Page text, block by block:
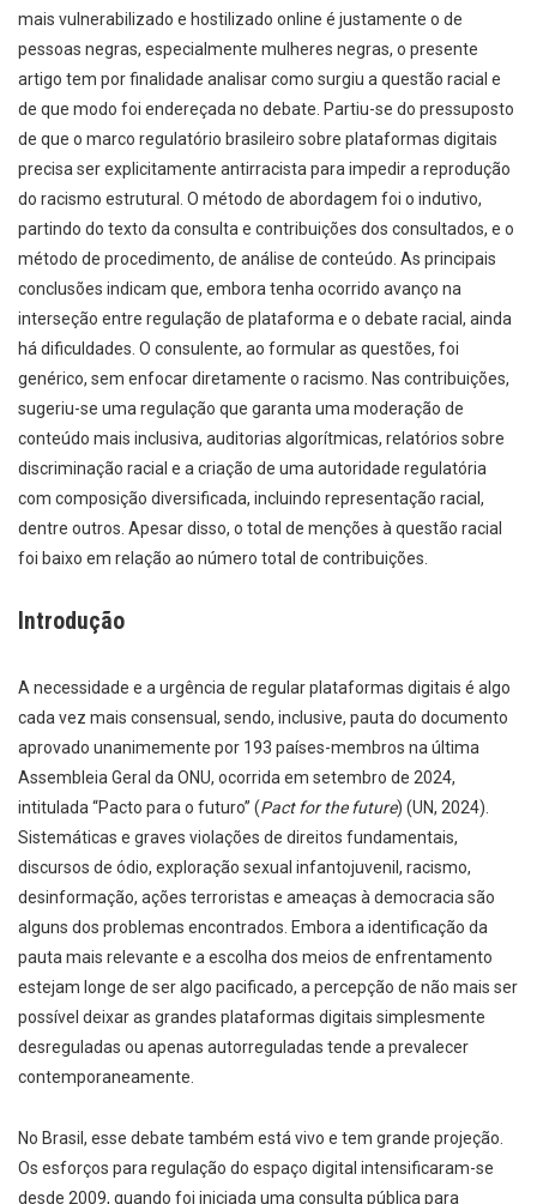
mais vulnerabilizado e hostilizado online é justamente o de
pessoas negras, especialmente mulheres negras, o presente
artigo tem por finalidade analisar como surgiu a questão racial e
de que modo foi endereçada no debate. Partiu-se do pressuposto
de que o marco regulatório brasileiro sobre plataformas digitais
precisa ser explicitamente antirracista para impedir a reprodução
do racismo estrutural. O método de abordagem foi o indutivo,
partindo do texto da consulta e contribuições dos consultados, e o
método de procedimento, de análise de conteúdo. As principais
conclusões indicam que, embora tenha ocorrido avanço na
interseção entre regulação de plataforma e o debate racial, ainda
há dificuldades. O consulente, ao formular as questões, foi
genérico, sem enfocar diretamente o racismo. Nas contribuições,
sugeriu-se uma regulação que garanta uma moderação de
conteúdo mais inclusiva, auditorias algorítmicas, relatórios sobre
discriminação racial e a criação de uma autoridade regulatória
com composição diversificada, incluindo representação racial,
dentre outros. Apesar disso, o total de menções à questão racial
foi baixo em relação ao número total de contribuições.
Introdução
A necessidade e a urgência de regular plataformas digitais é algo
cada vez mais consensual, sendo, inclusive, pauta do documento
aprovado unanimemente por 193 países-membros na última
Assembleia Geral da ONU, ocorrida em setembro de 2024,
intitulada “Pacto para o futuro” (Pact for the future) (UN, 2024).
Sistemáticas e graves violações de direitos fundamentais,
discursos de ódio, exploração sexual infantojuvenil, racismo,
desinformação, ações terroristas e ameaças à democracia são
alguns dos problemas encontrados. Embora a identificação da
pauta mais relevante e a escolha dos meios de enfrentamento
estejam longe de ser algo pacificado, a percepção de não mais ser
possível deixar as grandes plataformas digitais simplesmente
desreguladas ou apenas autorreguladas tende a prevalecer
contemporaneamente.
No Brasil, esse debate também está vivo e tem grande projeção.
Os esforços para regulação do espaço digital intensificaram-se
desde 2009, quando foi iniciada uma consulta pública para